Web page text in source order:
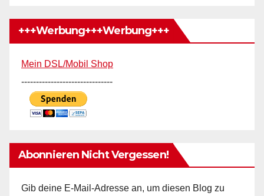
+++Werbung+++Werbung+++
Mein DSL/Mobil Shop
-------------------------------
Abonnieren Nicht Vergessen!
Gib deine E-Mail-Adresse an, um diesen Blog zu